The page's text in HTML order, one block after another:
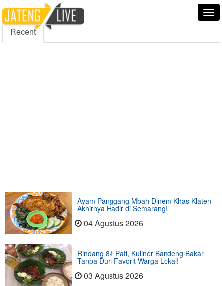
5000 Fans Followers
Recent
Ayam Panggang Mbah Dinem Khas Klaten
Akhirnya Hadir di Semarang!
04 Agustus 2026
Rindang 84 Pati, Kuliner Bandeng Bakar
Tanpa Duri Favorit Warga Lokal!
03 Agustus 2026